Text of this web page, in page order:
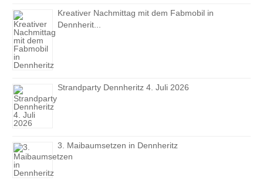
Kreativer Nachmittag mit dem Fabmobil in
Dennherit...
Strandparty Dennheritz 4. Juli 2026
3. Maibaumsetzen in Dennheritz